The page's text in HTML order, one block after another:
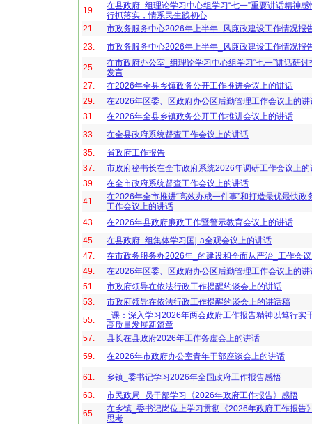
19.
在县政府_组理论学习中心组学习“七一”重要讲话精神
行抓落实，情系民生践初心
21.
市政务服务中心2026年上半年_风廉政建设工作情况报
23.
市政务服务中心2026年上半年_风廉政建设工作情况报
25.
在市政府办公室_组理论学习中心组学习“七一”讲话研
发言
27.
在2026年全县乡镇政务公开工作推进会议上的讲话
29.
在2026年区委、区政府办公区后勤管理工作会议上的讲
31.
在2026年全县乡镇政务公开工作推进会议上的讲话
33.
在全县政府系统督查工作会议上的讲话
35.
省政府工作报告
37.
市政府秘书长在全市政府系统2026年调研工作会议上的
39.
在全市政府系统督查工作会议上的讲话
41.
在2026年全市推进“高效办成一件事”和打造最优最快政
工作会议上的讲话
43.
在2026年县政府廉政工作暨警示教育会议上的讲话
45.
在县政府_组集体学习国j-a全观会议上的讲话
47.
在市政务服务办2026年_的建设和全面从严治_工作会
49.
在2026年区委、区政府办公区后勤管理工作会议上的讲
51.
市政府领导在依法行政工作提醒约谈会上的讲话
53.
市政府领导在依法行政工作提醒约谈会上的讲话稿
55.
_课：深入学习2026年两会政府工作报告精神以笃行实
高质量发展新篇章
57.
县长在县政府2026年工作务虚会上的讲话
59.
在2026年市政府办公室青年干部座谈会上的讲话
61.
乡镇_委书记学习2026年全国政府工作报告感悟
63.
市民政局_员干部学习《2026年政府工作报告》感悟
65.
在乡镇_委书记岗位上学习贯彻《2026年政府工作报告
思考